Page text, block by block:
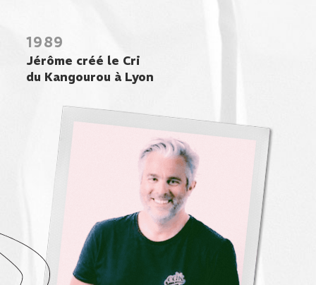
1989
Jérôme créé le Cri
du Kangourou à Lyon